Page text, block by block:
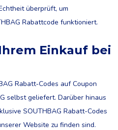
überprüft, um
Rabattcode funktioniert.
Einkauf bei
Rabatt-Codes auf Coupon
selbst geliefert. Darüber hinaus
SOUTHBAG Rabatt-Codes
Website zu finden sind.